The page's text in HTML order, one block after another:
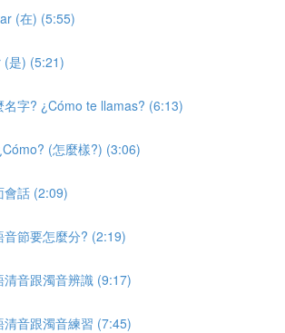
(在) (5:55)
(是) (5:21)
名字? ¿Cómo te llamas? (6:13)
(怎麼樣?) (3:06)
會話 (2:09)
音節要怎麼分? (2:19)
清音跟濁音辨識 (9:17)
清音跟濁音練習 (7:45)